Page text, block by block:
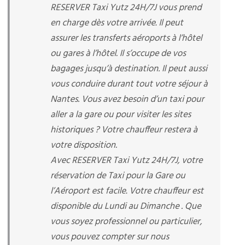
RESERVER Taxi Yutz 24H/7J vous prend
en charge dès votre arrivée. Il peut
assurer les transferts aéroports à l’hôtel
ou gares à l’hôtel. Il s’occupe de vos
bagages jusqu’à destination. Il peut aussi
vous conduire durant tout votre séjour à
Nantes. Vous avez besoin d’un taxi pour
aller a la gare ou pour visiter les sites
historiques ? Votre chauffeur restera à
votre disposition.
Avec RESERVER Taxi Yutz 24H/7J, votre
réservation de Taxi pour la Gare ou
l’Aéroport est facile. Votre chauffeur est
disponible du Lundi au Dimanche . Que
vous soyez professionnel ou particulier,
vous pouvez compter sur nous